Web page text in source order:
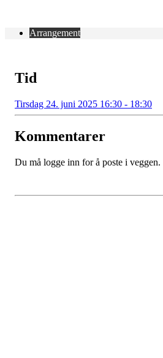
Arrangement
Tid
Tirsdag 24. juni 2025 16:30 - 18:30
Kommentarer
Du må logge inn for å poste i veggen.